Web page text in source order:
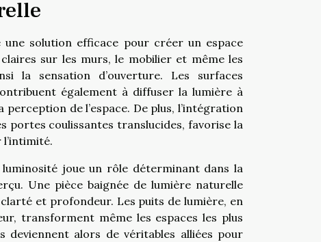
solution efficace pour créer un espace
sur les murs, le mobilier et même les
la sensation d’ouverture. Les surfaces
également à diffuser la lumière à
de l’espace. De plus, l’intégration
portes coulissantes translucides, favorise la
luminosité joue un rôle déterminant dans la
Une pièce baignée de lumière naturelle
et profondeur. Les puits de lumière, en
transforment même les espaces les plus
deviennent alors de véritables alliées pour